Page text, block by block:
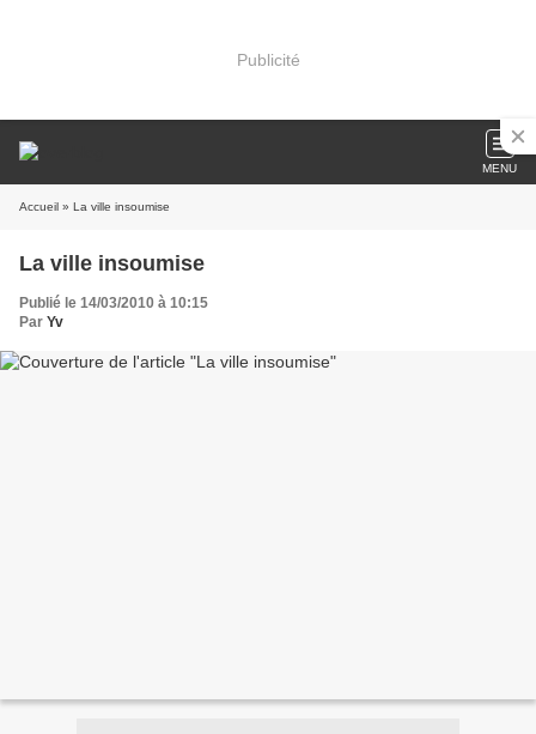
Publicité
MENU
Accueil » La ville insoumise
La ville insoumise
Publié le 14/03/2010 à 10:15
Par Yv